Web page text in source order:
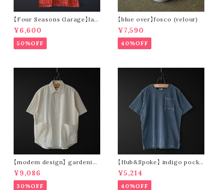
【Four Seasons Garage】lad
der stripe open collar s/s s
hirt (orange)
¥6,600
50%OFF
【blue over】fosco (velour)
¥7,590
40%OFF
【modem design】 gardenin
g s/s shirt (sand)
¥9,086
30%OFF
【Hub&Spoke】 indigo pocke
t t-shirt (light indigo)
¥5,214
40%OFF